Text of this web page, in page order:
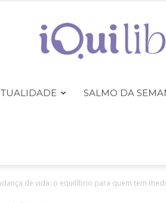
iQuilibrio
SALMO DA
de vida: o equilíbrio para quem tem